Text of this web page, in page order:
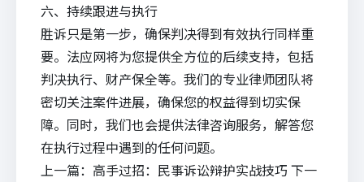
六、持续跟进与执行
胜诉只是第一步，确保判决得到有效执行同样重
要。法应网将为您提供全方位的后续支持，包括
判决执行、财产保全等。我们的专业律师团队将
密切关注案件进展，确保您的权益得到切实保
障。同时，我们也会提供法律咨询服务，解答您
在执行过程中遇到的任何问题。
上一篇： 高手过招：民事诉讼辩护实战技巧 下一